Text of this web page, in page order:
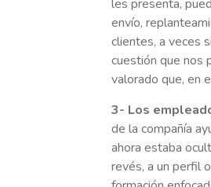
les presenta,
envío,
clientes, a veces
cuestión que nos
valorado que, en
3- Los
de la compañía
ahora estaba
revés, a un perfil